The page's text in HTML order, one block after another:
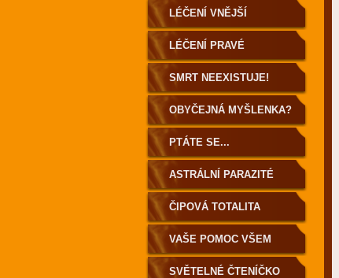
LÉČENÍ VNĚJŠÍ
LÉČENÍ PRAVÉ
SMRT NEEXISTUJE!
OBYČEJNÁ MYŠLENKA?
PTÁTE SE...
ASTRÁLNÍ PARAZITÉ
ČIPOVÁ TOTALITA
VAŠE POMOC VŠEM
SVĚTELNÉ ČTENÍČKO